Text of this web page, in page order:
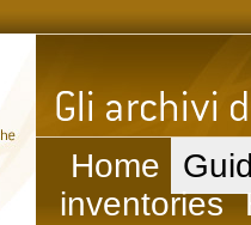
Home
inventories